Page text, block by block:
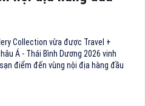
Collection vừa được Travel +
Á - Thái Bình Dương 2026 vinh
điểm đến vùng nội địa hàng đầu